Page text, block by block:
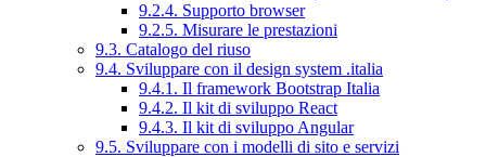
9.2.4. Supporto browser
9.2.5. Misurare le prestazioni
9.3. Catalogo del riuso
9.4. Sviluppare con il design system .italia
9.4.1. Il framework Bootstrap Italia
9.4.2. Il kit di sviluppo React
9.4.3. Il kit di sviluppo Angular
9.5. Sviluppare con i modelli di sito e servizi